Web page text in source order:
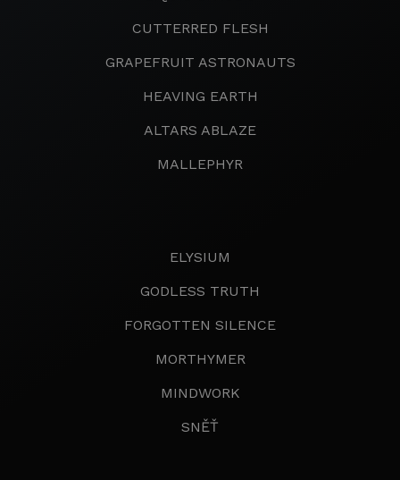
CUTTERRED FLESH
GRAPEFRUIT ASTRONAUTS
HEAVING EARTH
ALTARS ABLAZE
MALLEPHYR
ELYSIUM
GODLESS TRUTH
FORGOTTEN SILENCE
MORTHYMER
MINDWORK
SNĚŤ